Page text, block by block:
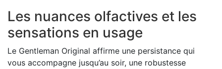
Les nuances olfactives et les
sensations en usage
Le Gentleman Original affirme une persistance qui
vous accompagne jusqu’au soir, une robustesse